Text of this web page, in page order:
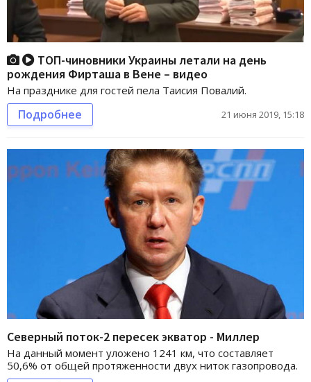
ТОП-чиновники Украины летали на день
рождения Фирташа в Вене – видео
На празднике для гостей пела Таисия Повалий.
Подробнее 21 июня 2019, 15:18
Северный поток-2 пересек экватор - Миллер
На данный момент уложено 1241 км, что составляет
50,6% от общей протяженности двух ниток газопровода.